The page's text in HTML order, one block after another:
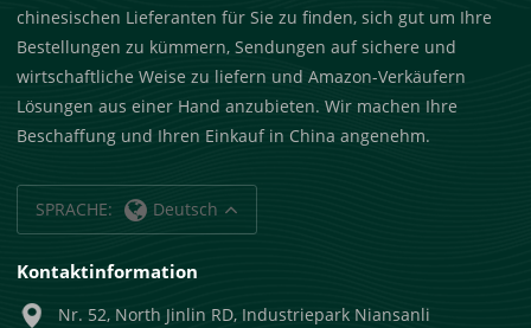
chinesischen Lieferanten für Sie zu finden, sich gut um Ihre
Bestellungen zu kümmern, Sendungen auf sichere und
wirtschaftliche Weise zu liefern und Amazon-Verkäufern
Lösungen aus einer Hand anzubieten. Wir machen Ihre
Beschaffung und Ihren Einkauf in China angenehm.
SPRACHE: Deutsch
Kontaktinformation
Nr. 52, North Jinlin RD, Industriepark Niansanli